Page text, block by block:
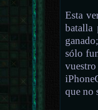
Esta
batalla
sólo
que no